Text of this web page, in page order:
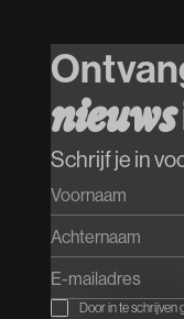
Koop tickets
Koop tickets
nieuws
Schrijf je in
Door in te schrijven